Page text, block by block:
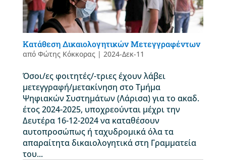
Κατάθεση Δικαιολογητικών Μετεγγραφέντων
από Φώτης Κόκκορας| 2024-Δεκ-11
Όσοι/ες φοιτητές/-τριες έχουν λάβει
μετεγγραφή/μετακίνηση στο Τμήμα
Ψηφιακών Συστημάτων (Λάρισα) για το ακαδ.
έτος 2024-2025, υποχρεούνται μέχρι την
Δευτέρα 16-12-2024 να καταθέσουν
αυτοπροσώπως ή ταχυδρομικά όλα τα
απαραίτητα δικαιολογητικά στη Γραμματεία
του...